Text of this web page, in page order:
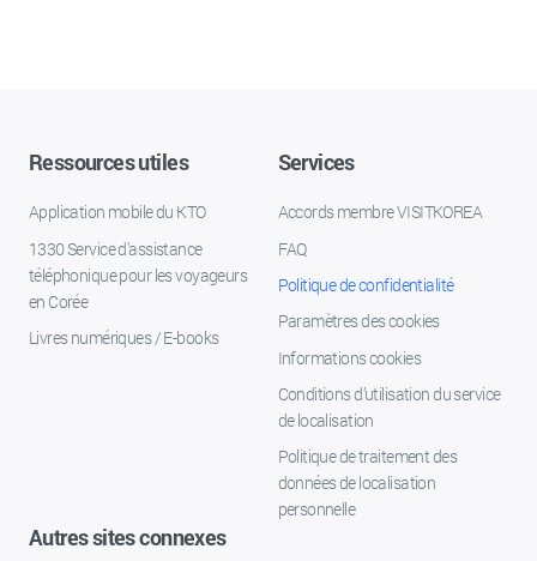
Ressources utiles
Application mobile du KTO
1330 Service d'assistance
téléphonique pour les voyageurs
en Corée
Livres numériques / E-books
Services
Accords membre VISITKOREA
FAQ
Politique de confidentialité
Paramètres des cookies
Informations cookies
Conditions d’utilisation du service
de localisation
Politique de traitement des
données de localisation
personnelle
Autres sites connexes